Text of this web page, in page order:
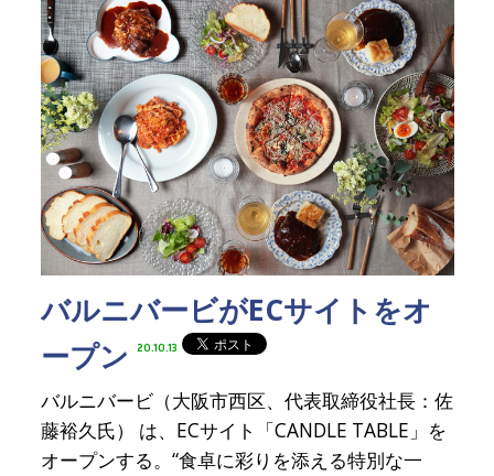
バルニバービがECサイトをオ
ープン
20.10.13
バルニバービ（大阪市西区、代表取締役社長：佐
藤裕久氏） は、ECサイト「CANDLE TABLE」を
オープンする。“食卓に彩りを添える特別な一